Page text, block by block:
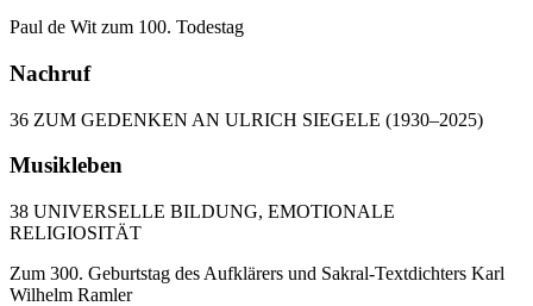
Paul de Wit zum 100. Todestag
Nachruf
36 ZUM GEDENKEN AN ULRICH SIEGELE (1930–2025)
Musikleben
38 UNIVERSELLE BILDUNG, EMOTIONALE
RELIGIOSITÄT
Zum 300. Geburtstag des Aufklärers und Sakral-Textdichters Karl
Wilhelm Ramler